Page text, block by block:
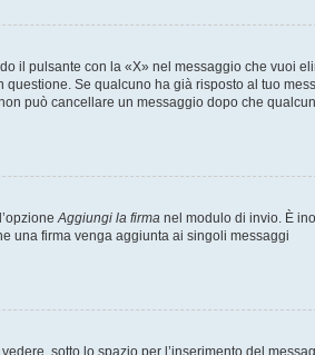
il pulsante con la «X» nel messaggio che vuoi
questione. Se qualcuno ha già risposto al tuo
può cancellare un messaggio dopo che
Aggiungi la firma nel modulo di invio. È
una firma venga aggiunta ai singoli messaggi
sotto lo spazio per l’inserimento del